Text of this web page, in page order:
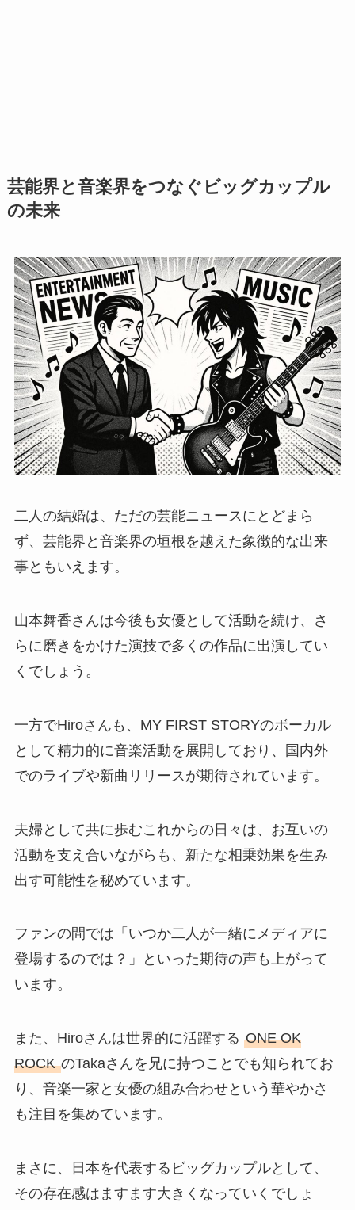
芸能界と音楽界をつなぐビッグカップル
の未来
二人の結婚は、ただの芸能ニュースにとどまら
ず、芸能界と音楽界の垣根を越えた象徴的な出来
事ともいえます。
山本舞香さんは今後も女優として活動を続け、さ
らに磨きをかけた演技で多くの作品に出演してい
くでしょう。
一方でHiroさんも、MY FIRST STORYのボーカル
として精力的に音楽活動を展開しており、国内外
でのライブや新曲リリースが期待されています。
夫婦として共に歩むこれからの日々は、お互いの
活動を支え合いながらも、新たな相乗効果を生み
出す可能性を秘めています。
ファンの間では「いつか二人が一緒にメディアに
登場するのでは？」といった期待の声も上がって
います。
また、Hiroさんは世界的に活躍する ONE OK
ROCKのTakaさんを兄に持つことでも知られてお
り、音楽一家と女優の組み合わせという華やかさ
も注目を集めています。
まさに、日本を代表するビッグカップルとして、
その存在感はますます大きくなっていくでしょ